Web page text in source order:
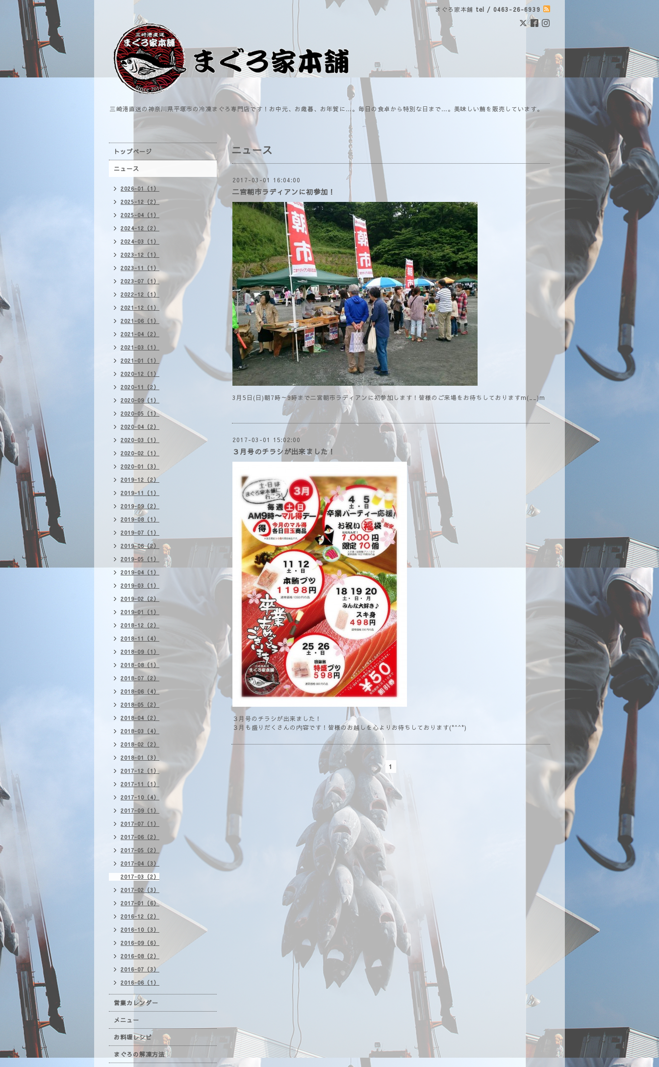
まぐろ家本舗 tel / 0463-26-6939
三崎港直送の神奈川県平塚市の冷凍まぐろ専門店です！お中元、お歳暮、お年賀に…。毎日の食卓から特別な日まで…。美味しい鮪を販売しています。
ニュース
2017-03-01 16:04:00
二宮朝市ラディアンに初参加！
3月5日(日)朝7時～9時まで二宮朝市ラディアンに初参加します！皆様のご来場をお待ちしておりますm(__)m
2017-03-01 15:02:00
３月号のチラシが出来ました！
３月号のチラシが出来ました！
３月も盛りだくさんの内容です！皆様のお越しを心よりお待ちしております(*^^*)
1
トップページ
ニュース
2026-01（1）
2025-12（2）
2025-04（1）
2024-12（2）
2024-03（1）
2023-12（1）
2023-11（1）
2023-07（1）
2022-12（1）
2021-12（1）
2021-06（1）
2021-04（2）
2021-03（1）
2021-01（1）
2020-12（1）
2020-11（2）
2020-09（1）
2020-05（1）
2020-04（2）
2020-03（1）
2020-02（1）
2020-01（3）
2019-12（2）
2019-11（1）
2019-09（2）
2019-08（1）
2019-07（1）
2019-06（2）
2019-05（1）
2019-04（1）
2019-03（1）
2019-02（2）
2019-01（1）
2018-12（2）
2018-11（4）
2018-09（1）
2018-08（1）
2018-07（2）
2018-06（4）
2018-05（2）
2018-04（2）
2018-03（4）
2018-02（2）
2018-01（3）
2017-12（1）
2017-11（1）
2017-10（4）
2017-09（1）
2017-07（1）
2017-06（2）
2017-05（2）
2017-04（3）
2017-03（2）
2017-02（3）
2017-01（6）
2016-12（2）
2016-10（3）
2016-09（6）
2016-08（2）
2016-07（3）
2016-06（1）
営業カレンダー
メニュー
お料理レシピ
まぐろの解凍方法